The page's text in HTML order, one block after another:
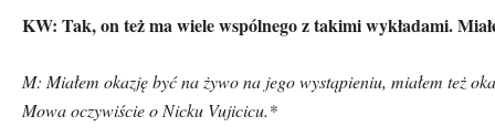
KW: Tak, on też ma wiele wspólnego z takimi wykładami.
M: Miałem okazję być na żywo na jego wystąpieniu, miałem też
Mowa oczywiście o Nicku Vujicicu.*